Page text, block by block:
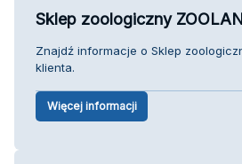
Sklep zoologiczny
Znajdź informacje o Sklep
klienta.
Więcej informacji